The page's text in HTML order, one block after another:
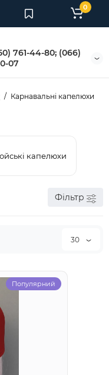
761-44-80; (066)
07
0
Карнавальні капелюхи
капелюхи
Фільтр
30
Популярний